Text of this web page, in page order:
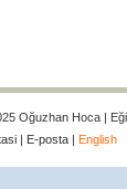
Oğuzhan Hoca |
| E-posta | English